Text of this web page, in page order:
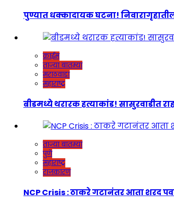
पुण्यात धक्कादायक घटना!
क्राईम
ताज्या बातम्या
मराठवाडा
महाराष्ट्र
बीडमध्ये थरारक हत्याकांड! सासुरवाडीत
ताज्या बातम्या
पुणे
महाराष्ट्र
राजकारण
NCP Crisis : ठाकरे गटानंतर आता शरद